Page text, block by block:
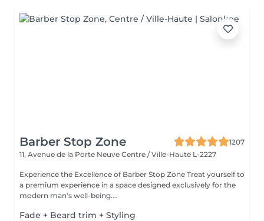
Barber Stop Zone
1207
11, Avenue de la Porte Neuve Centre / Ville-Haute L-2227
Experience the Excellence of Barber Stop Zone Treat yourself to
a premium experience in a space designed exclusively for the
modern man's well-being....
Fade + Beard trim + Styling